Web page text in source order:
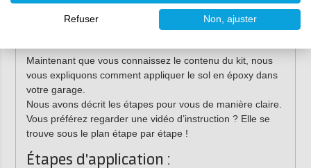
sol reste toujours sûr, même mouillé.
Maintenant que vous connaissez le contenu du kit, nous
vous expliquons comment appliquer le sol en époxy dans
votre garage.
Nous avons décrit les étapes pour vous de manière claire.
Vous préférez regarder une vidéo d’instruction ? Elle se
trouve sous le plan étape par étape !
Étapes d'application :
Refuser Non, ajuster